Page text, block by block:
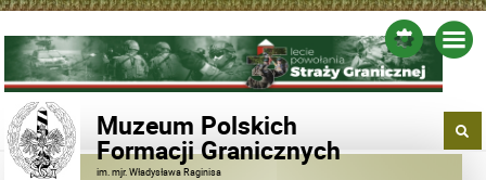
Muzeum Polskich
Formacji Granicznych
im. mjr. Władysława Raginisa